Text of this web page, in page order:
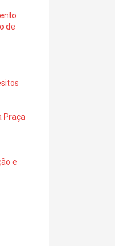
de
Praça
e